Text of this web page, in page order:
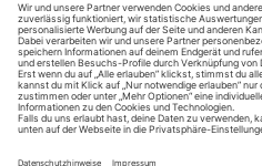
Privatsphäre-